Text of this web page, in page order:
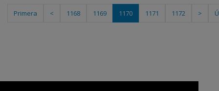
Primera < 1168 1169 1170 1171 1172 >